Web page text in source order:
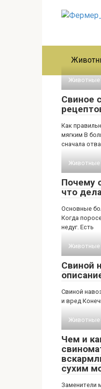
Животные
Свиное
Как
мягким В
сначала
Животные
Почему
что
Основные
Когда
недуг. Есть
Животные
Свиной
Свиной
и вред
Животные
Чем и
сухим
Заменители